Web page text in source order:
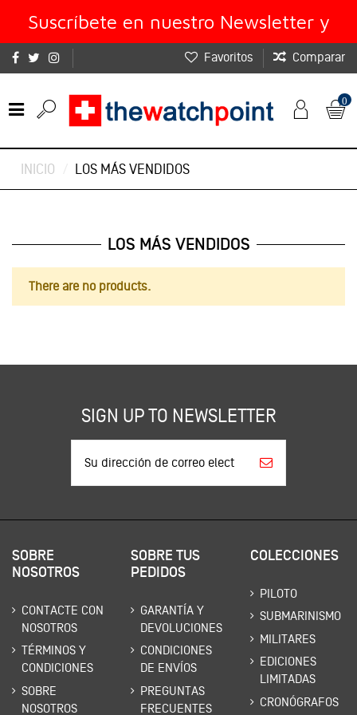
Suscríbete en nuestro Newsletter y
obtén un 10% de descuento
Favoritos Comparar
0
INICIO LOS MÁS VENDIDOS
LOS MÁS VENDIDOS
There are no products.
SIGN UP TO NEWSLETTER
SOBRE
NOSOTROS
CONTACTE CON
NOSOTROS
TÉRMINOS Y
CONDICIONES
SOBRE
NOSOTROS
SOBRE TUS
PEDIDOS
GARANTÍA Y
DEVOLUCIONES
CONDICIONES
DE ENVÍOS
PREGUNTAS
FRECUENTES
COLECCIONES
PILOTO
SUBMARINISMO
MILITARES
EDICIONES
LIMITADAS
CRONÓGRAFOS